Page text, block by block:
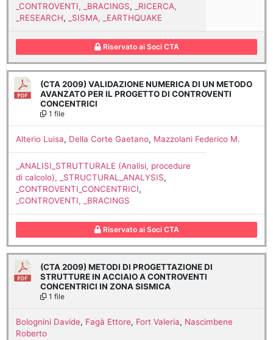
_CONTROVENTI, _BRACINGS,
_RICERCA,
_RESEARCH, _SISMA, _EARTHQUAKE
Riservato ai Soci CTA
(CTA 2009) VALIDAZIONE NUMERICA DI UN METODO
AVANZATO PER IL PROGETTO DI CONTROVENTI
CONCENTRICI
1 file
Alterio Luisa, Della Corte Gaetano, Mazzolani Federico M.
_ANALISI_STRUTTURALE (Analisi, procedure
di calcolo), _STRUCTURAL_ANALYSIS,
_CONTROVENTI_CONCENTRICI,
_CONTROVENTI, _BRACINGS
Riservato ai Soci CTA
(CTA 2009) METODI DI PROGETTAZIONE DI
STRUTTURE IN ACCIAIO A CONTROVENTI
CONCENTRICI IN ZONA SISMICA
1 file
Bolognini Davide, Fagà Ettore, Fort Valeria, Nascimbene
Roberto